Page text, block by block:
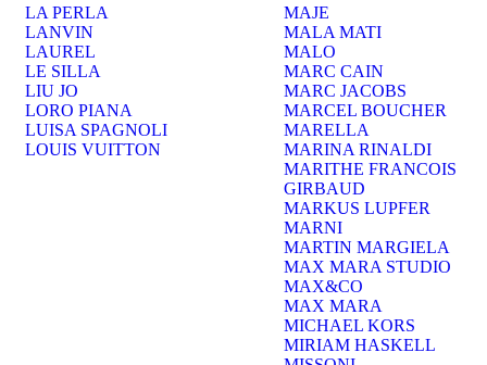
LA PERLA
LANVIN
LAUREL
LE SILLA
LIU JO
LORO PIANA
LUISA SPAGNOLI
LOUIS VUITTON
MAJE
MALA MATI
MALO
MARC CAIN
MARC JACOBS
MARCEL BOUCHER
MARELLA
MARINA RINALDI
MARITHE FRANCOIS
GIRBAUD
MARKUS LUPFER
MARNI
MARTIN MARGIELA
MAX MARA STUDIO
MAX&CO
MAX MARA
MICHAEL KORS
MIRIAM HASKELL